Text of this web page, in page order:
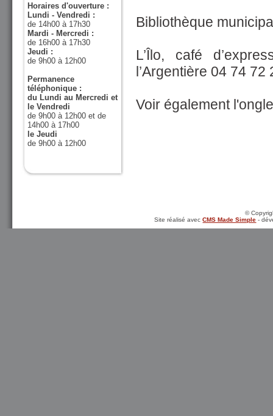
Horaires d'ouverture :
Lundi - Vendredi :
de 14h00 à 17h30
Mardi - Mercredi :
de 16h00 à 17h30
Jeudi :
de 9h00 à 12h00
Permanence
téléphonique :
du Lundi au Mercredi et
le Vendredi
de 9h00 à 12h00 et de
14h00 à 17h00
le Jeudi
de 9h00 à 12h00
Bibliothèque
L’Îlo, café
l’Argentière 04 74 72
Voir également
©
Site réalisé avecCMS Made Simple -